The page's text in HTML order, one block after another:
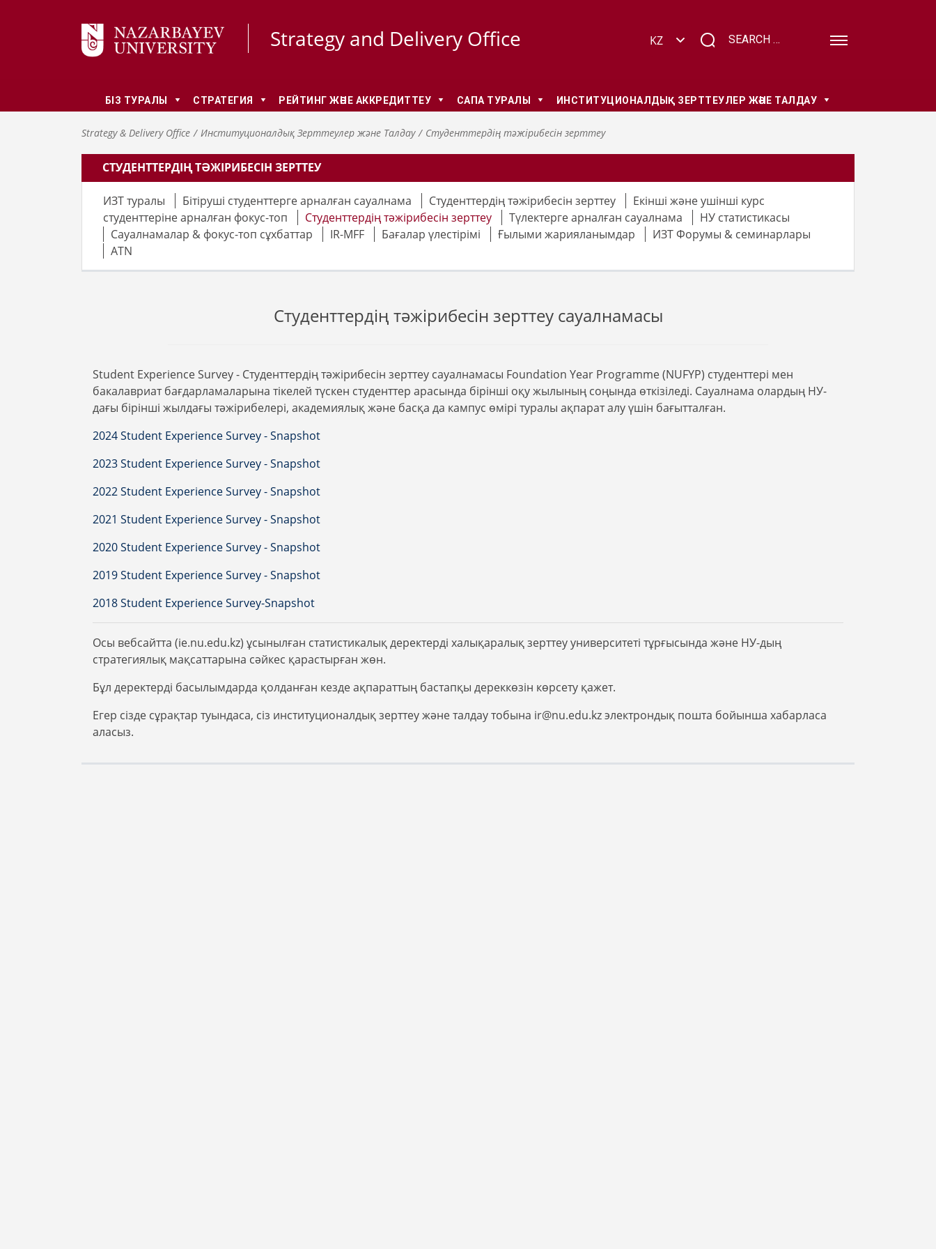
Strategy and Delivery Office
БІЗ ТУРАЛЫ СТРАТЕГИЯ РЕЙТИНГ ЖӘНЕ АККРЕДИТТЕУ CАПА ТУРАЛЫ ИНСТИТУЦИОНАЛДЫҚ ЗЕРТТЕУЛЕР ЖӘНЕ ТАЛДАУ
Strategy & Delivery Office Институционалдық Зерттеулер және Талдау Студенттердің тәжірибесін зерттеу
СТУДЕНТТЕРДІҢ ТӘЖІРИБЕСІН ЗЕРТТЕУ
ИЗТ туралы Бітіруші студенттерге арналған сауалнама Студенттердің тәжірибесін зерттеу
Екінші және ушінші курс
студенттеріне арналған фокус-топ
Студенттердің тәжірибесін зерттеу Түлектерге арналған сауалнама
НУ статистикасы
Сауалнамалар & фокус-топ сұхбаттар
IR-MFF Бағалар үлестірімі Ғылыми жарияланымдар
ИЗТ Форумы & семинарлары
ATN
Студенттердің тәжірибесін зерттеу сауалнамасы
Student Experience Survey - Студенттердің тәжірибесін зерттеу сауалнамасы Foundation Year Programme (NUFYP) студенттері мен
бакалавриат бағдарламаларына тікелей түскен студенттер арасында бірінші оқу жылының соңында өткізіледі. Сауалнама олардың НУ-
дағы бірінші жылдағы тәжірибелері, академиялық және басқа да кампус өмірі туралы ақпарат алу үшін бағытталған.
2024 Student Experience Survey - Snapshot
2023 Student Experience Survey - Snapshot
2022 Student Experience Survey - Snapshot
2021 Student Experience Survey - Snapshot
2020 Student Experience Survey - Snapshot
2019 Student Experience Survey - Snapshot
2018 Student Experience Survey-Snapshot
Осы вебсайтта (ie.nu.edu.kz) ұсынылған статистикалық деректерді халықаралық зерттеу университеті тұрғысында және НУ-дың
стратегиялық мақсаттарына сәйкес қарастырған жөн.
Бұл деректерді басылымдарда қолданған кезде ақпараттың бастапқы дереккөзін көрсету қажет.
Егер сізде сұрақтар туындаса, сіз институционалдық зерттеу және талдау тобына ir@nu.edu.kz электрондық пошта бойынша хабарласа
аласыз.